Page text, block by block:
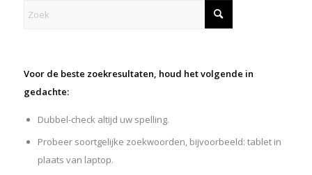
Voor de beste zoekresultaten, houd het volgende in
gedachte:
Dubbel-check altijd uw spelling.
Probeer soortgelijke zoekwoorden, bijvoorbeeld: tablet in
plaats van laptop.